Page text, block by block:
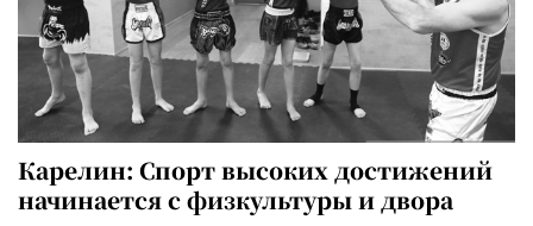
Карелин: Спорт высоких достижений
начинается с физкультуры и двора